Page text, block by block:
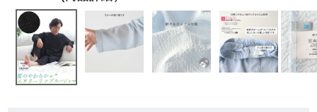
売れ筋ランキング
売れ筋ランキング
- Item Ranking -
- New Arrival -
目的別でさがす一覧はこちら
パジャマ
前開き かぶり スリーパー